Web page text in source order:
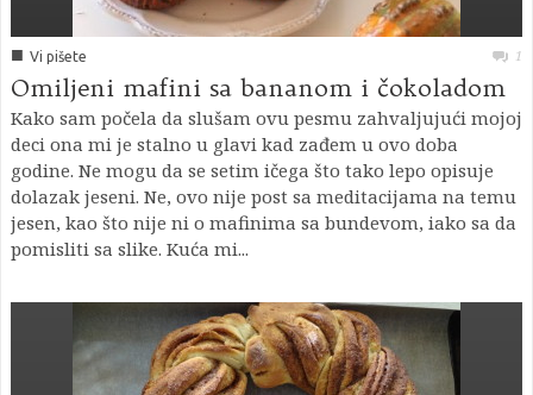
■ Vi pišete 1
Omiljeni mafini sa bananom i čokoladom
Kako sam počela da slušam ovu pesmu zahvaljujući mojoj
deci ona mi je stalno u glavi kad zađem u ovo doba
godine. Ne mogu da se setim ičega što tako lepo opisuje
dolazak jeseni. Ne, ovo nije post sa meditacijama na temu
jesen, kao što nije ni o mafinima sa bundevom, iako sa da
pomisliti sa slike. Kuća mi...